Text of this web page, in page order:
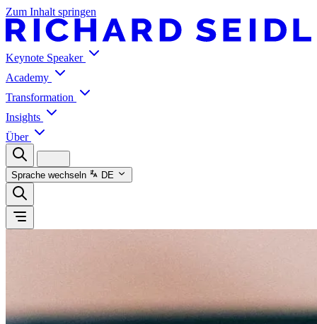
Zum Inhalt springen
Keynote Speaker
Academy
Transformation
Insights
Über
Sprache wechseln DE